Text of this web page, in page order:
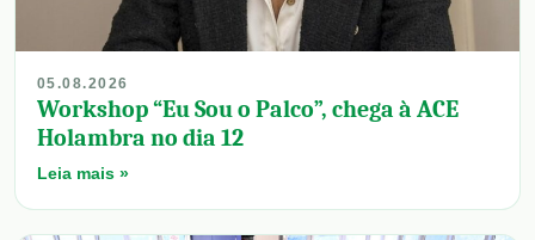
05.08.2026
Workshop “Eu Sou o Palco”, chega à ACE
Holambra no dia 12
Leia mais »